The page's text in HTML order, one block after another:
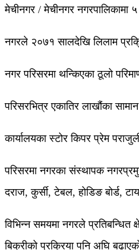
मेचीनगर / मेचीनगर नगरपालिकामा
नगरले २०७१ सालदेखि लिलाम
नगर परिसरमा थन्किएका ठूलो
परिसरभित्र एकातिर लाखौंका
कार्यालयका स्टोर किपर प्रेम
परिसरमा नगरका संस्थापक
दराज, कुर्सी, टेबल, होडिङ बोर्ड,
विभिन्न समयमा नगरले प्रतिबन्धित
बिक्रीको प्रक्रिया पनि अघि